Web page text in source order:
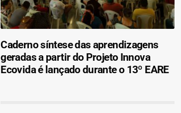
Caderno síntese das aprendizagens
geradas a partir do Projeto Innova
Ecovida é lançado durante o 13º EARE